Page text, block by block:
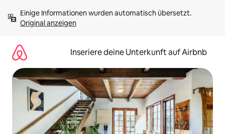
Inhalten
springenOriginal anzeigen
Inseriere deine Unterkunft auf Airbnb